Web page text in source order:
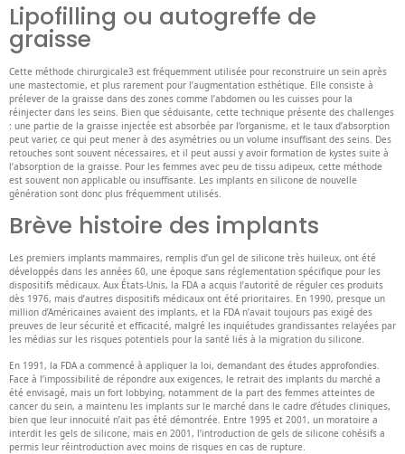
Lipofilling ou autogreffe de
graisse
Cette méthode chirurgicale3 est fréquemment utilisée pour reconstruire un sein après
une mastectomie, et plus rarement pour l’augmentation esthétique. Elle consiste à
prélever de la graisse dans des zones comme l’abdomen ou les cuisses pour la
réinjecter dans les seins. Bien que séduisante, cette technique présente des challenges
: une partie de la graisse injectée est absorbée par l’organisme, et le taux d’absorption
peut varier, ce qui peut mener à des asymétries ou un volume insuffisant des seins. Des
retouches sont souvent nécessaires, et il peut aussi y avoir formation de kystes suite à
l’absorption de la graisse. Pour les femmes avec peu de tissu adipeux, cette méthode
est souvent non applicable ou insuffisante. Les implants en silicone de nouvelle
génération sont donc plus fréquemment utilisés.
Brève histoire des implants
Les premiers implants mammaires, remplis d’un gel de silicone très huileux, ont été
développés dans les années 60, une époque sans réglementation spécifique pour les
dispositifs médicaux. Aux États-Unis, la FDA a acquis l’autorité de réguler ces produits
dès 1976, mais d’autres dispositifs médicaux ont été prioritaires. En 1990, presque un
million d’Américaines avaient des implants, et la FDA n’avait toujours pas exigé des
preuves de leur sécurité et efficacité, malgré les inquiétudes grandissantes relayées par
les médias sur les risques potentiels pour la santé liés à la migration du silicone.
En 1991, la FDA a commencé à appliquer la loi, demandant des études approfondies.
Face à l’impossibilité de répondre aux exigences, le retrait des implants du marché a
été envisagé, mais un fort lobbying, notamment de la part des femmes atteintes de
cancer du sein, a maintenu les implants sur le marché dans le cadre d’études cliniques,
bien que leur innocuité n’ait pas été démontrée. Entre 1995 et 2001, un moratoire a
interdit les gels de silicone, mais en 2001, l’introduction de gels de silicone cohésifs a
permis leur réintroduction avec moins de risques en cas de rupture.